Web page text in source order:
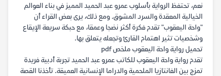
نعم، تحتفظ الرواية بأسلوب عمرو عبد الحميد المميز في بناء العوالم
الخيالية المعقدة والسرد المشوق. ومع ذلك، يرى بعض القراء أن
"واحة اليعقوب" تقدم فكرة أكثر نضجا وعمقا، مع حبكة سريعة الإيقاع
وشخصيات تثير اهتمام القارئ وتجعله يتعلق بها.
تحميل رواية واحة اليعقوب ملخص pdf
تقدم رواية واحة اليعقوب للكاتب عمرو عبد الحميد تجربة أدبية فريدة
تمزج بين الفانتازيا الملحمية والدراما الإنسانية العميقة. تأخذنا القصة